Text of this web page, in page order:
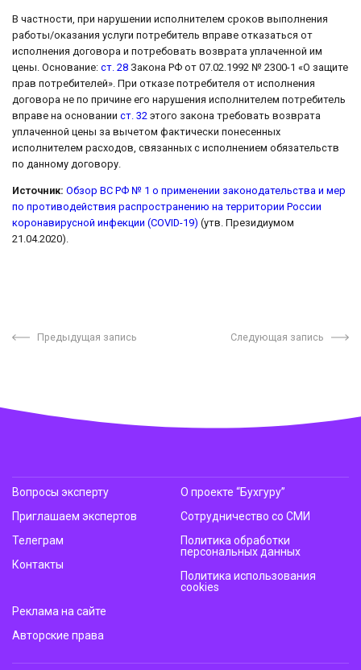
В частности, при нарушении исполнителем сроков выполнения
работы/оказания услуги потребитель вправе отказаться от
исполнения договора и потребовать возврата уплаченной им
цены. Основание: ст. 28 Закона РФ от 07.02.1992 № 2300-1 «О защите
прав потребителей». При отказе потребителя от исполнения
договора не по причине его нарушения исполнителем потребитель
вправе на основании ст. 32 этого закона требовать возврата
уплаченной цены за вычетом фактически понесенных
исполнителем расходов, связанных с исполнением обязательств
по данному договору.
Источник: Обзор ВС РФ № 1 о применении законодательства и мер
по противодействия распространению на территории России
коронавирусной инфекции (COVID-19) (утв. Президиумом
21.04.2020).
Предыдущая запись Следующая запись
Вопросы эксперту
Приглашаем экспертов
Телеграм
Контакты
О проекте “Бухгуру”
Сотрудничество со СМИ
Политика обработки
персональных данных
Политика использования
cookies
Реклама на сайте
Авторские права